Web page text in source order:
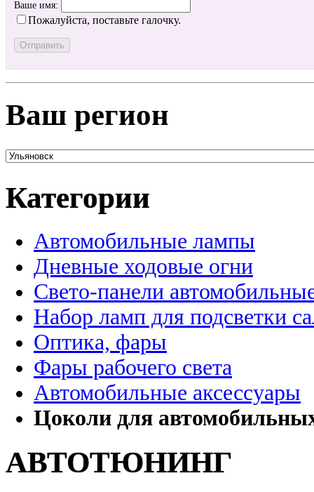
Ваше имя:
Пожалуйста, поставьте галочку.
Ваш регион
Категории
Автомобильные лампы
Дневные ходовые огни
Свето-панели
Набор ламп для подсветки
Оптика, фары
Фары рабочего света
Автомобильные аксессуары
Цоколи для
АВТОТЮНИНГ